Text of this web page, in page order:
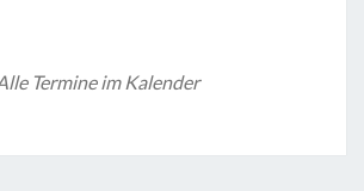
Termine im Kalender